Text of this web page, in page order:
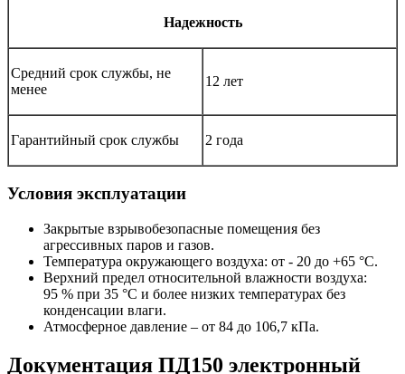
Надежность
Средний срок службы, не
менее
12 лет
Гарантийный срок службы 2 года
Условия эксплуатации
Закрытые взрывобезопасные помещения без
агрессивных паров и газов.
Температура окружающего воздуха: от - 20 до +65 °С.
Верхний предел относительной влажности воздуха:
95 % при 35 °С и более низких температурах без
конденсации влаги.
Атмосферное давление – от 84 до 106,7 кПа.
Документация ПД150 электронный